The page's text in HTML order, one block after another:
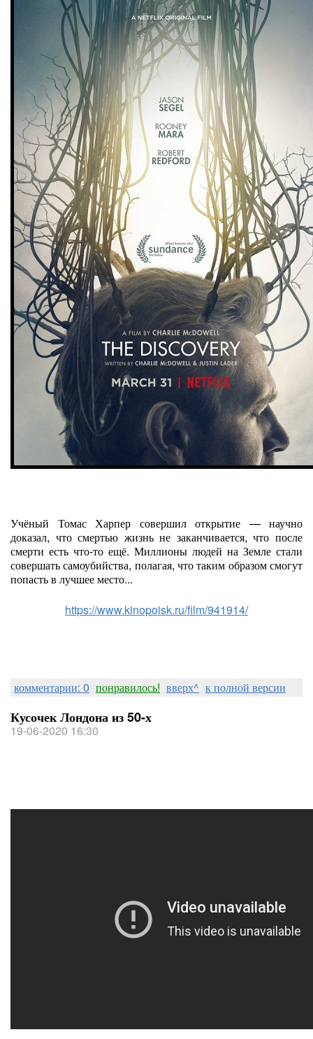
Учёный Томас Харпер совершил открытие — научно
доказал, что смертью жизнь не заканчивается, что после
смерти есть что-то ещё. Миллионы людей на Земле стали
совершать самоубийства, полагая, что таким образом смогут
попасть в лучшее место...
https://www.kinopoisk.ru/film/941914/
комментарии: 0 понравилось! вверх^ к полной версии
Кусочек Лондона из 50-х
19-06-2020 16:30